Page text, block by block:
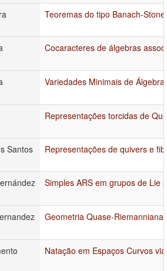
Teoremas do tipo Banach-
Cocaracteres de álgebras
Variedades Minimais de
Representações torcidas de
Santos Representações de quivers e
Simples ARS em grupos de Lie
Geometria Quase-
Natação em Espaços Curvos